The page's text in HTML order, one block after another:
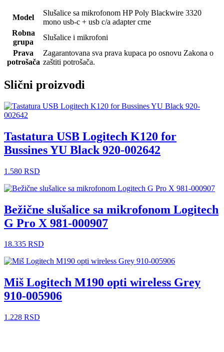
Model
Slušalice sa mikrofonom HP Poly Blackwire 3320
mono usb-c + usb c/a adapter crne
Robna
grupa
Slušalice i mikrofoni
Prava
potrošača
Zagarantovana sva prava kupaca po osnovu Zakona o
zaštiti potrošača.
Slični proizvodi
Tastatura USB Logitech K120 for
Bussines YU Black 920-002642
1.580 RSD
Bežične slušalice sa mikrofonom Logitech
G Pro X 981-000907
18.335 RSD
Miš Logitech M190 opti wireless Grey
910-005906
1.228 RSD